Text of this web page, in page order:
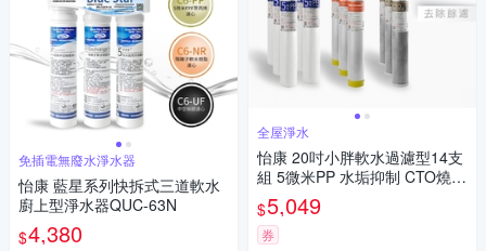
免插電無廢水淨水器
怡康 藍星系列快拆式三道軟水
廚上型淨水器QUC-63N
$4,380
全屋淨水
怡康 20吋小胖軟水過濾型14支
組 5微米PP 水垢抑制 CTO燒結
壓縮活性碳 全屋淨水
$5,049
券